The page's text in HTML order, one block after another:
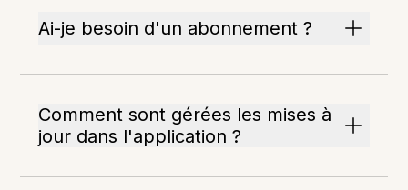
Ai-je besoin d'un abonnement ?
Comment sont gérées les mises à
jour dans l'application ?